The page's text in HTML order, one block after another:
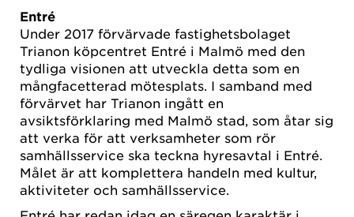
Entré
Under 2017 förvärvade fastighetsbolaget
Trianon köpcentret Entré i Malmö med den
tydliga visionen att utveckla detta som en
mångfacetterad mötesplats. I samband med
förvärvet har Trianon ingått en
avsiktsförklaring med Malmö stad, som åtar sig
att verka för att verksamheter som rör
samhällsservice ska teckna hyresavtal i Entré.
Målet är att komplettera handeln med kultur,
aktiviteter och samhällsservice.